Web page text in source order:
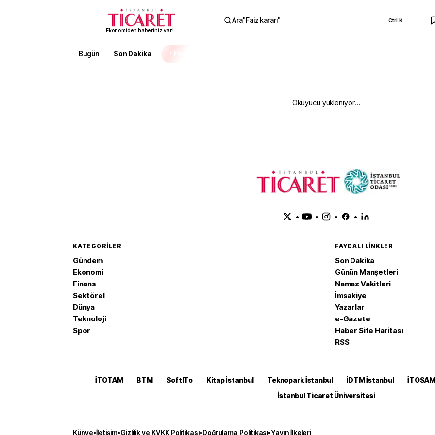
Ekonomiden haberiniz var!
Ara"Faiz kararı" Ctrl K
Bugün Son Dakika Finans
Okuyucu yükleniyor…
• • • •
KATEGORILER
Gündem
Ekonomi
Finans
Sektörel
Dünya
Teknoloji
Spor
FAYDALI LINKLER
Son Dakika
Günün Manşetleri
Namaz Vakitleri
İmsakiye
Yazarlar
e-Gazete
Haber Site Haritası
RSS
İTOTAM BTM SoftITo Kitap İstanbul Teknopark İstanbul İDTM İstanbul İTOSAM
İstanbul Ticaret Üniversitesi
Künye•İletişim•Gizlilik ve KVKK Politikası•Doğrulama Politikası•Yayın İlkeleri